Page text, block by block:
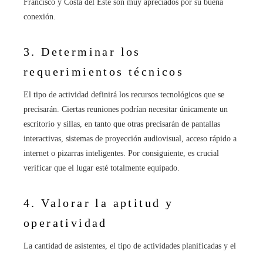
Francisco y Costa del Este son muy apreciados por su buena
conexión.
3. Determinar los
requerimientos técnicos
El tipo de actividad definirá los recursos tecnológicos que se
precisarán. Ciertas reuniones podrían necesitar únicamente un
escritorio y sillas, en tanto que otras precisarán de pantallas
interactivas, sistemas de proyección audiovisual, acceso rápido a
internet o pizarras inteligentes. Por consiguiente, es crucial
verificar que el lugar esté totalmente equipado.
4. Valorar la aptitud y
operatividad
La cantidad de asistentes, el tipo de actividades planificadas y el